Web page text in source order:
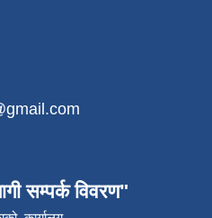
सम्पर्क विवरण"